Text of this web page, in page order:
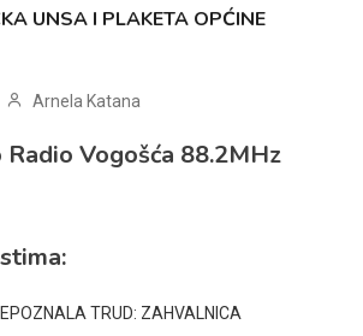
UNSA I PLAKETA OPĆINE
Arnela Katana
Vogošća 88.2MHz
TRUD: ZAHVALNICA